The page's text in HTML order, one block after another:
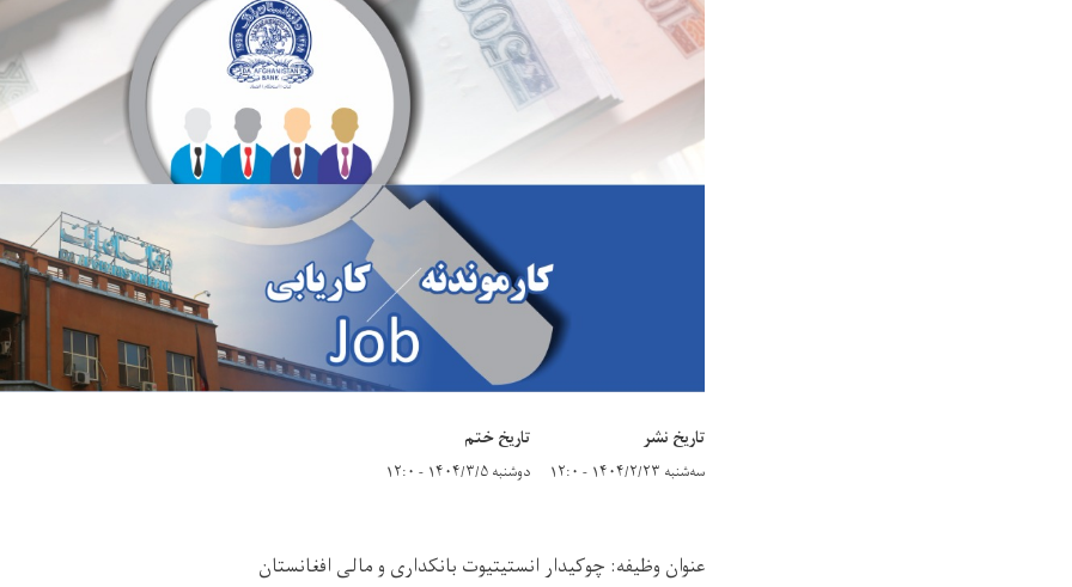
تاریخ نشر
سه‌شنبه ۱۴۰۴/۲/۲۳ - ۱۲:۰
تاریخ ختم
دوشنبه ۱۴۰۴/۳/۵ - ۱۲:۰
عنوان وظیفه: چوکیدار انستیتیوت بانکداری و مالی افغانستان